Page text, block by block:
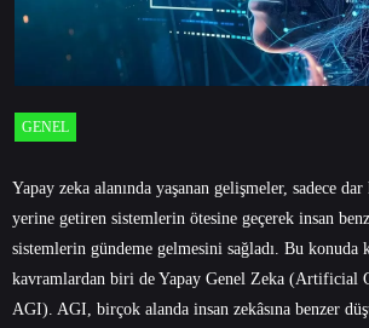
GENEL
Yapay zeka alanında yaşanan gelişmeler, sadece
yerine getiren sistemlerin ötesine geçerek insan
sistemlerin gündeme gelmesini sağladı. Bu konuda
kavramlardan biri de Yapay Genel Zeka (Artificial
AGI). AGI, birçok alanda insan zekâsına benzer